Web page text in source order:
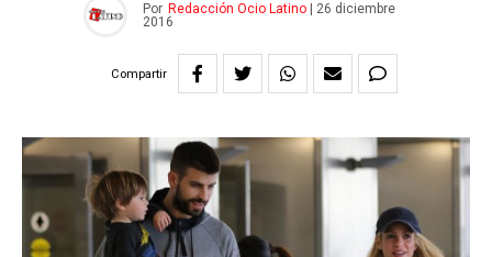
Por Redacción Ocio Latino|
26 diciembre
2016
Compartir